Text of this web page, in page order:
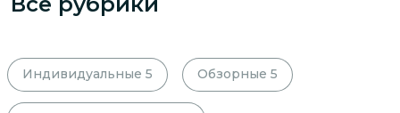
Индивидуальные 5 Обзорные 5